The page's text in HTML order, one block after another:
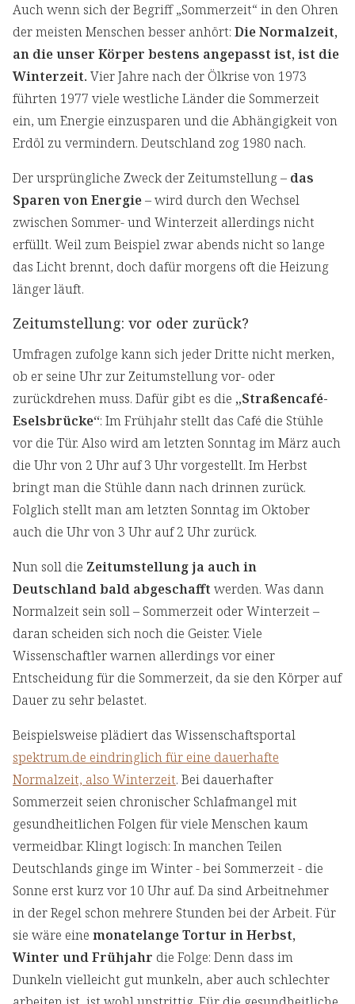
Auch wenn sich der Begriff „Sommerzeit“ in den Ohren
der meisten Menschen besser anhört: Die Normalzeit,
an die unser Körper bestens angepasst ist, ist die
Winterzeit. Vier Jahre nach der Ölkrise von 1973
führten 1977 viele westliche Länder die Sommerzeit
ein, um Energie einzusparen und die Abhängigkeit von
Erdöl zu vermindern. Deutschland zog 1980 nach.
Der ursprüngliche Zweck der Zeitumstellung – das
Sparen von Energie– wird durch den Wechsel
zwischen Sommer- und Winterzeit allerdings nicht
erfüllt. Weil zum Beispiel zwar abends nicht so lange
das Licht brennt, doch dafür morgens oft die Heizung
länger läuft.
Zeitumstellung: vor oder zurück?
Umfragen zufolge kann sich jeder Dritte nicht merken,
ob er seine Uhr zur Zeitumstellung vor- oder
zurückdrehen muss. Dafür gibt es die „Straßencafé-
Eselsbrücke“: Im Frühjahr stellt das Café die Stühle
vor die Tür. Also wird am letzten Sonntag im März auch
die Uhr von 2 Uhr auf 3 Uhr vorgestellt. Im Herbst
bringt man die Stühle dann nach drinnen zurück.
Folglich stellt man am letzten Sonntag im Oktober
auch die Uhr von 3 Uhr auf 2 Uhr zurück.
Nun soll die Zeitumstellung ja auch in
Deutschland bald abgeschafft werden. Was dann
Normalzeit sein soll – Sommerzeit oder Winterzeit –
daran scheiden sich noch die Geister. Viele
Wissenschaftler warnen allerdings vor einer
Entscheidung für die Sommerzeit, da sie den Körper auf
Dauer zu sehr belastet.
Beispielsweise plädiert das Wissenschaftsportal
spektrum.de eindringlich für eine dauerhafte
Normalzeit, also Winterzeit. Bei dauerhafter
Sommerzeit seien chronischer Schlafmangel mit
gesundheitlichen Folgen für viele Menschen kaum
vermeidbar. Klingt logisch: In manchen Teilen
Deutschlands ginge im Winter - bei Sommerzeit - die
Sonne erst kurz vor 10 Uhr auf. Da sind Arbeitnehmer
in der Regel schon mehrere Stunden bei der Arbeit. Für
sie wäre eine monatelange Tortur in Herbst,
Winter und Frühjahr die Folge: Denn dass im
Dunkeln vielleicht gut munkeln, aber auch schlechter